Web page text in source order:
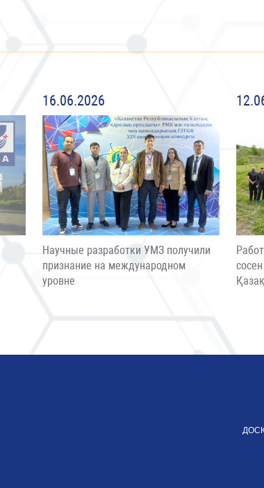
16.06.2026
Научные разработки УМЗ получили
признание на международном
уровне